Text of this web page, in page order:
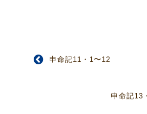
申命記11・1〜12
申命記13